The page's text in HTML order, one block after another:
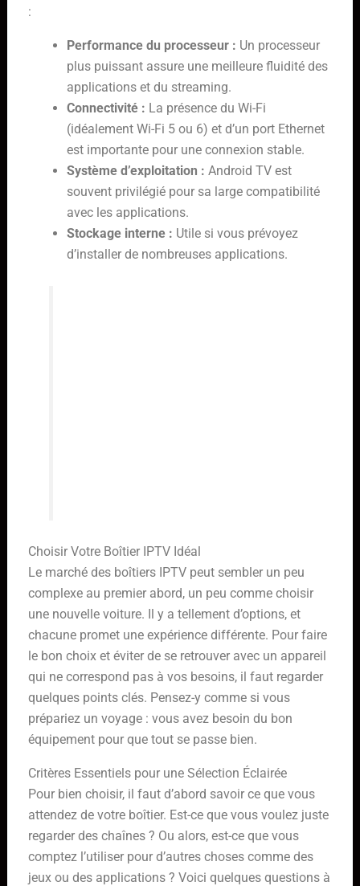
:
Performance du processeur : Un processeur
plus puissant assure une meilleure fluidité des
applications et du streaming.
Connectivité : La présence du Wi-Fi
(idéalement Wi-Fi 5 ou 6) et d’un port Ethernet
est importante pour une connexion stable.
Système d’exploitation : Android TV est
souvent privilégié pour sa large compatibilité
avec les applications.
Stockage interne : Utile si vous prévoyez
d’installer de nombreuses applications.
Choisir Votre Boîtier IPTV Idéal
Le marché des boîtiers IPTV peut sembler un peu
complexe au premier abord, un peu comme choisir
une nouvelle voiture. Il y a tellement d’options, et
chacune promet une expérience différente. Pour faire
le bon choix et éviter de se retrouver avec un appareil
qui ne correspond pas à vos besoins, il faut regarder
quelques points clés. Pensez-y comme si vous
prépariez un voyage : vous avez besoin du bon
équipement pour que tout se passe bien.
Critères Essentiels pour une Sélection Éclairée
Pour bien choisir, il faut d’abord savoir ce que vous
attendez de votre boîtier. Est-ce que vous voulez juste
regarder des chaînes ? Ou alors, est-ce que vous
comptez l’utiliser pour d’autres choses comme des
jeux ou des applications ? Voici quelques questions à